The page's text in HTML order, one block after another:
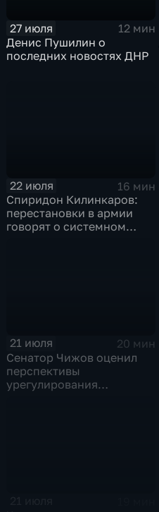
27 июля
12 мин
Денис Пушилин о
последних новостях ДНР
22 июля
16 мин
Спиридон Килинкаров:
перестановки в армии
говорят о системном
21 июля
20 мин
Сенатор Чижов оценил
перспективы
урегулирования